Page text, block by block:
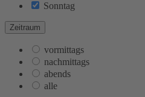
Sonntag
Zeitraum
vormittags
nachmittags
abends
alle